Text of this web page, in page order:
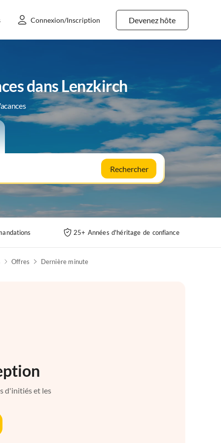
Devenez hôte
Connexion/Inscription
dans Lenzkirch
Rechercher
25+ Années d'héritage de confiance
Offres Dernière minute
d'initiés et les